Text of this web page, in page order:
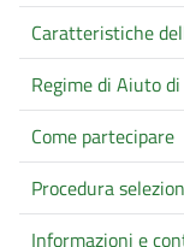
Caratteristiche
Regime di Aiuto
Come partecipare
Procedura
Informazioni e